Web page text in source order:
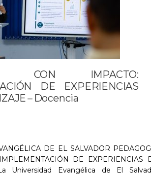
CON IMPACTO:
DE EXPERIENCIAS
– Docencia
DE EL SALVADOR
DE EXPERIENCIAS
Universidad Evangélica de El